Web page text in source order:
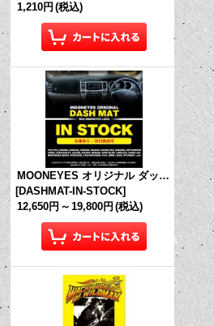
1,210円 (税込)
MOONEYES オリジナル ダッシュマット (in Stock!)
[DASHMAT-IN-STOCK]
12,650円 ～ 19,800円 (税込)